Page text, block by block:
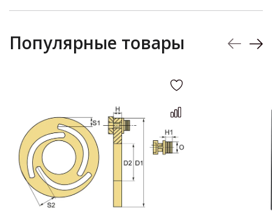
Популярные товары